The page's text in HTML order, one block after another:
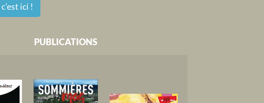
c'est ici !
PUBLICATIONS